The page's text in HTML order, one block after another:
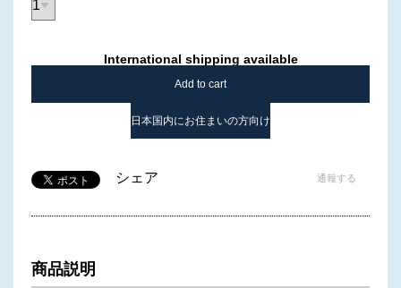
International shipping available
Add to cart
日本国内にお住まいの方向け
シェア 通報する
商品説明